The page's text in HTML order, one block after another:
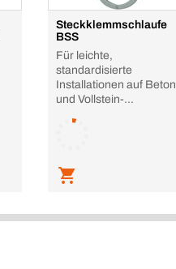
Steckklemmschlaufe
BSS
Für leichte,
standardisierte
Installationen auf Beton
und Vollstein-